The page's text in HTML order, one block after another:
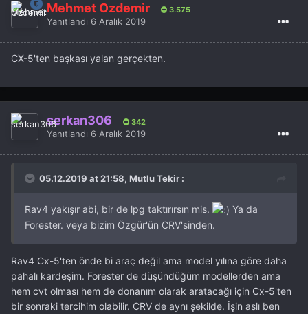
Mehmet Özdemir 3.575
Yanıtlandı 6 Aralık 2019
CX-5'ten başkası yalan gerçekten.
serkan306 342
Yanıtlandı 6 Aralık 2019
05.12.2019 at 21:58, Mutlu Tekir :
Rav4 yakışır abi, bir de lpg taktırırsın mis.
Ya da
Forester. veya bizim Özgür'ün CRV'sinden.
Rav4 Cx-5'ten önde bi araç değil ama model yılına göre daha
pahalı kardeşim. Forester de düşündüğüm modellerden ama
hem cvt olması hem de donanım olarak aratacağı için Cx-5'ten
bir sonraki tercihim olabilir. CRV de aynı şekilde. İşin aslı ben